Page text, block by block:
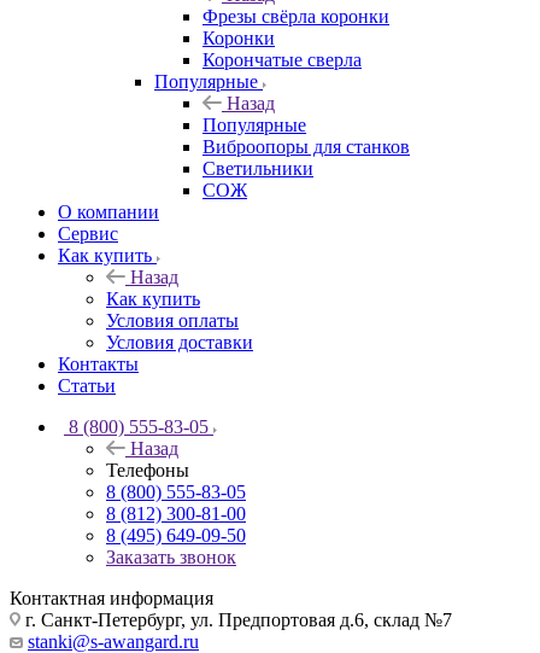
Фрезы свёрла коронки
Коронки
Корончатые сверла
Популярные
Назад
Популярные
Виброопоры для станков
Светильники
СОЖ
О компании
Сервис
Как купить
Назад
Как купить
Условия оплаты
Условия доставки
Контакты
Статьи
8 (800) 555-83-05
Назад
Телефоны
8 (800) 555-83-05
8 (812) 300-81-00
8 (495) 649-09-50
Заказать звонок
Контактная информация
г. Санкт-Петербург, ул. Предпортовая д.6, склад №7
stanki@s-awangard.ru